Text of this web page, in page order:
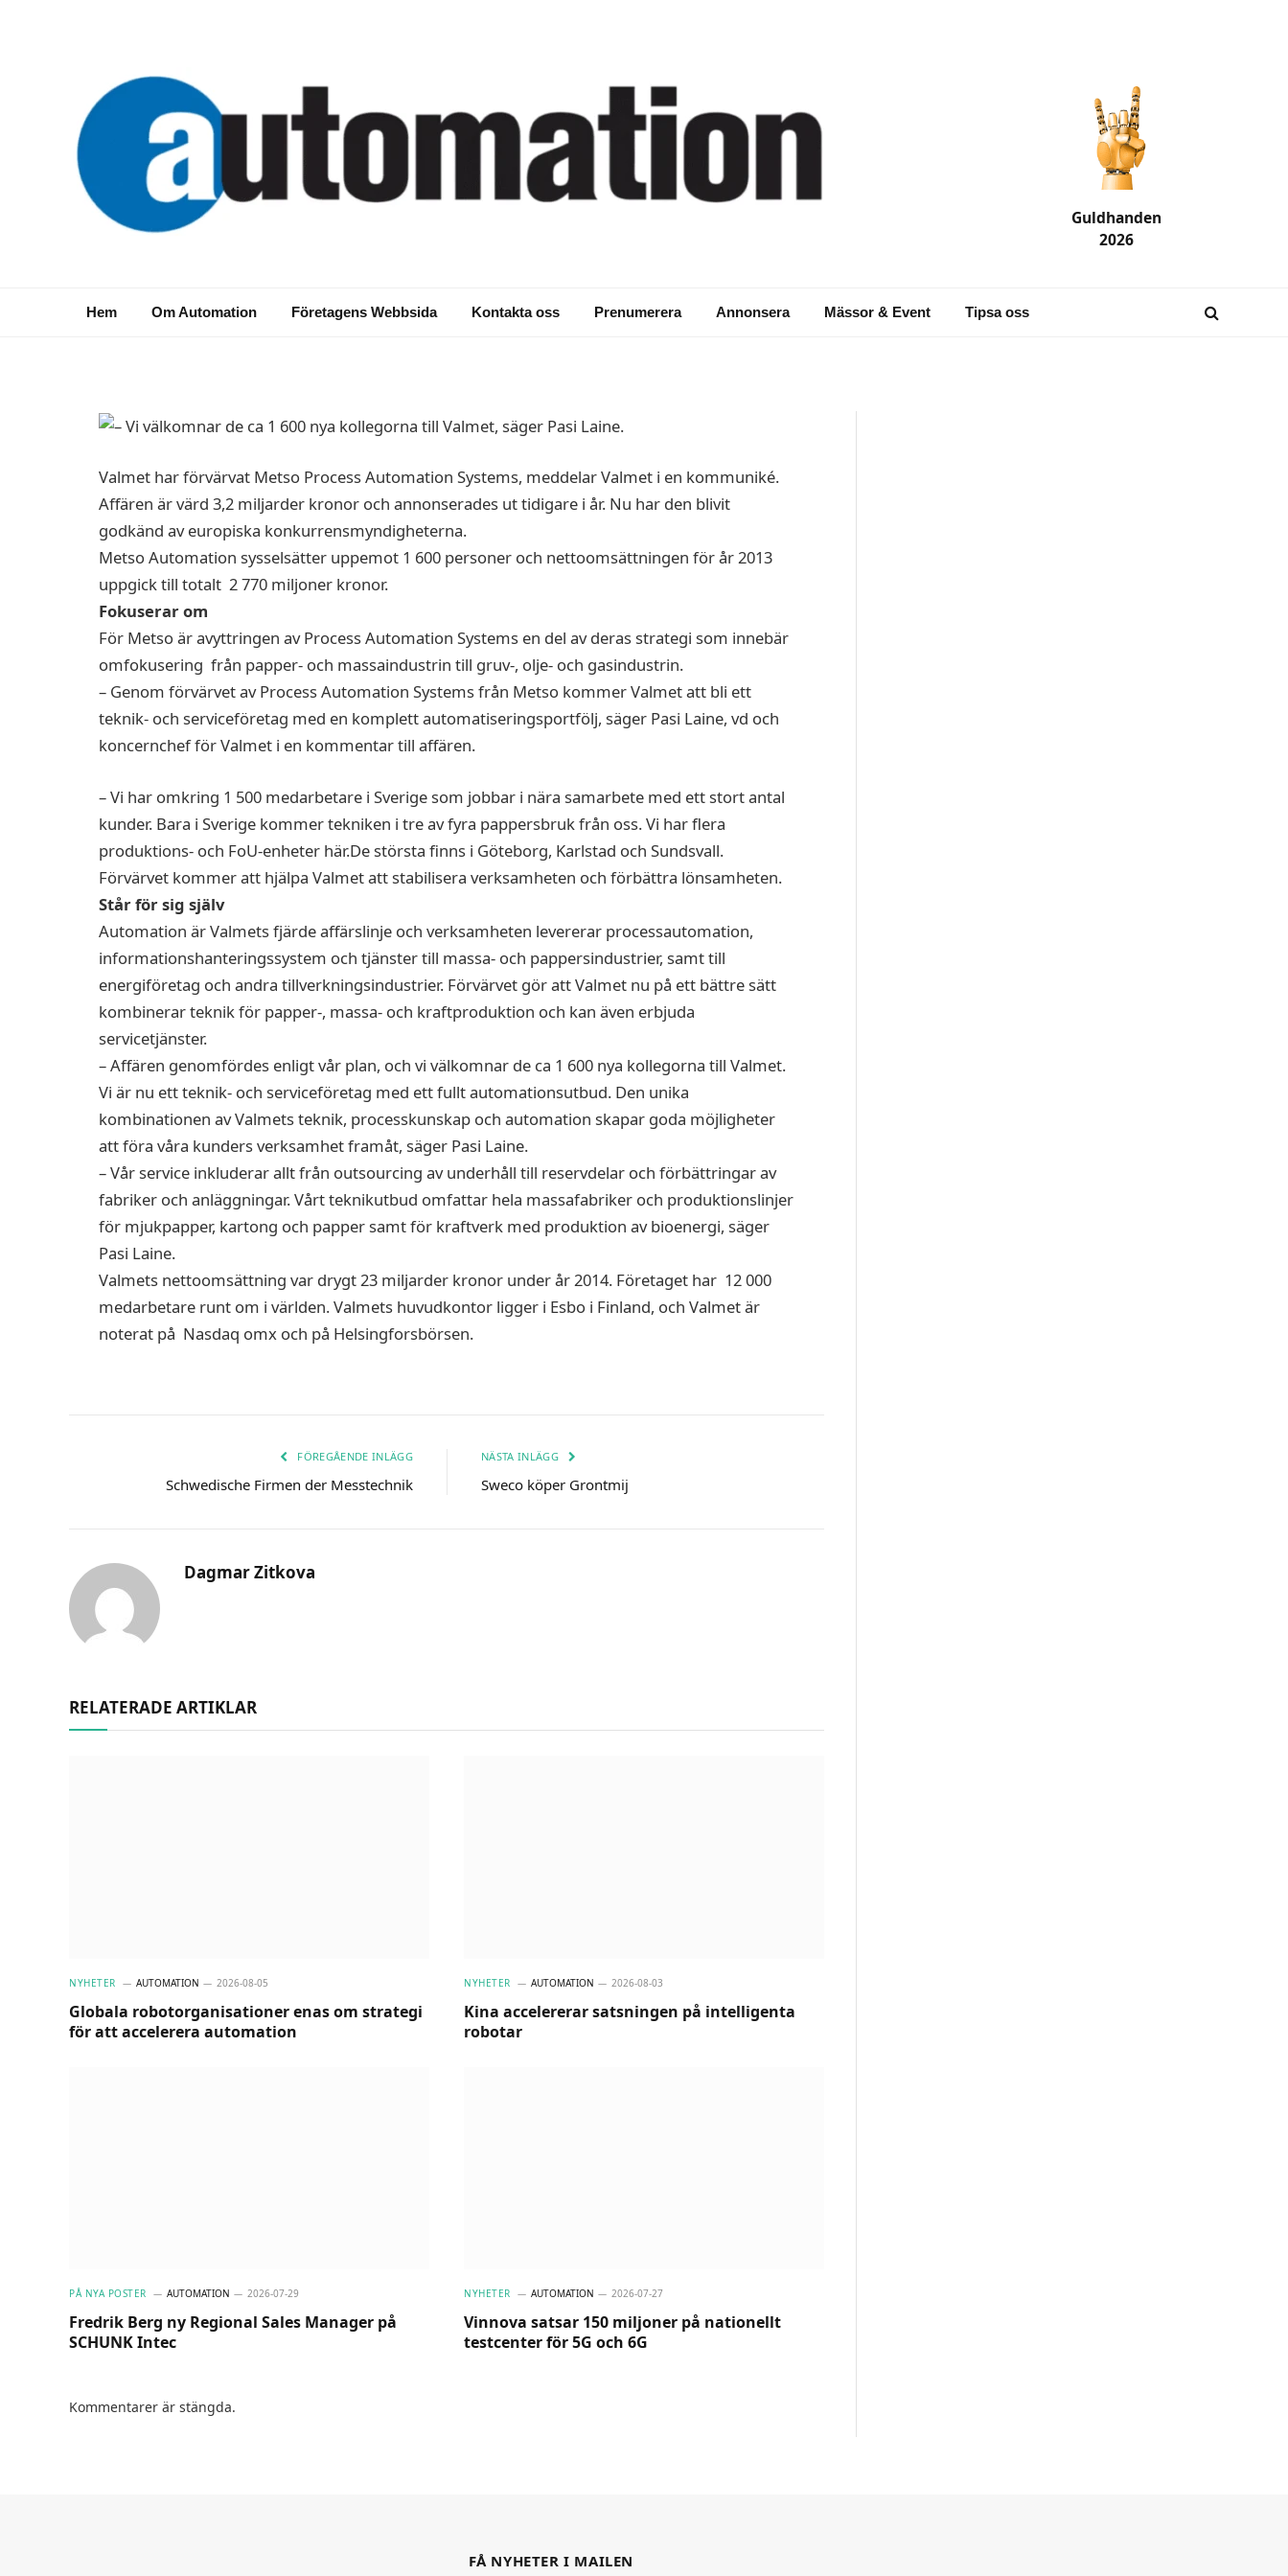
Guldhanden
2026
Hem Om Automation Företagens Webbsida Kontakta oss Prenumerera Annonsera Mässor & Event Tipsa oss
NYHETER
Valmet har köpt division Process
Valmet har förvärvat Metso Process Automation Systems, meddelar Valmet i en kommuniké.
Affären är värd 3,2 miljarder kronor och annonserades ut tidigare i år. Nu har den blivit
godkänd av europiska konkurrensmyndigheterna.
Metso Automation sysselsätter uppemot 1 600 personer och nettoomsättningen för år 2013
uppgick till totalt 2 770 miljoner kronor.
Fokuserar om
För Metso är avyttringen av Process Automation Systems en del av deras strategi som innebär
omfokusering från papper- och massaindustrin till gruv-, olje- och gasindustrin.
– Genom förvärvet av Process Automation Systems från Metso kommer Valmet att bli ett
teknik- och serviceföretag med en komplett automatiseringsportfölj, säger Pasi Laine, vd och
koncernchef för Valmet i en kommentar till affären.
– Vi har omkring 1 500 medarbetare i Sverige som jobbar i nära samarbete med ett stort antal
kunder. Bara i Sverige kommer tekniken i tre av fyra pappersbruk från oss. Vi har flera
produktions- och FoU-enheter här.De största finns i Göteborg, Karlstad och Sundsvall.
Förvärvet kommer att hjälpa Valmet att stabilisera verksamheten och förbättra lönsamheten.
Står för sig själv
Automation är Valmets fjärde affärslinje och verksamheten levererar processautomation,
informationshanteringssystem och tjänster till massa- och pappersindustrier, samt till
energiföretag och andra tillverkningsindustrier. Förvärvet gör att Valmet nu på ett bättre sätt
kombinerar teknik för papper-, massa- och kraftproduktion och kan även erbjuda
servicetjänster.
– Affären genomfördes enligt vår plan, och vi välkomnar de ca 1 600 nya kollegorna till Valmet.
Vi är nu ett teknik- och serviceföretag med ett fullt automationsutbud. Den unika
kombinationen av Valmets teknik, processkunskap och automation skapar goda möjligheter
att föra våra kunders verksamhet framåt, säger Pasi Laine.
– Vår service inkluderar allt från outsourcing av underhåll till reservdelar och förbättringar av
fabriker och anläggningar. Vårt teknikutbud omfattar hela massafabriker och produktionslinjer
för mjukpapper, kartong och papper samt för kraftverk med produktion av bioenergi, säger
Pasi Laine.
Valmets nettoomsättning var drygt 23 miljarder kronor under år 2014. Företaget har 12 000
medarbetare runt om i världen. Valmets huvudkontor ligger i Esbo i Finland, och Valmet är
noterat på Nasdaq omx och på Helsingforsbörsen.
FÖREGÅENDE INLÄGG
Schwedische Firmen der Messtechnik
NÄSTA INLÄGG
Sweco köper Grontmij
Dagmar Zitkova
RELATERADE ARTIKLAR
NYHETER AUTOMATION 2026-08-05
Globala robotorganisationer enas om strategi
för att accelerera automation
NYHETER AUTOMATION 2026-08-03
Kina accelererar satsningen på intelligenta
robotar
PÅ NYA POSTER AUTOMATION 2026-07-29
Fredrik Berg ny Regional Sales Manager på
SCHUNK Intec
NYHETER AUTOMATION 2026-07-27
Vinnova satsar 150 miljoner på nationellt
testcenter för 5G och 6G
Kommentarer är stängda.
FÅ NYHETER I MAILEN